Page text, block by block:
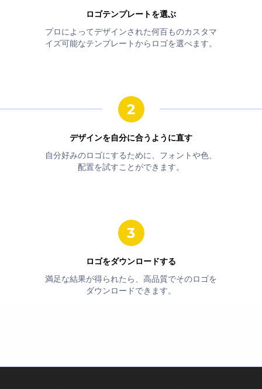
ロゴテンプレートを選ぶ
プロによってデザインされた何百ものカスタマ
イズ可能なテンプレートからロゴを選べます。
デザインを自分に合うように直す
自分好みのロゴにするために、フォントや色、
配置を試すことができます。
ロゴをダウンロードする
満足な結果が得られたら、高品質でそのロゴを
ダウンロードできます。